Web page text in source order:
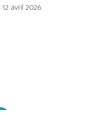
avril 2026